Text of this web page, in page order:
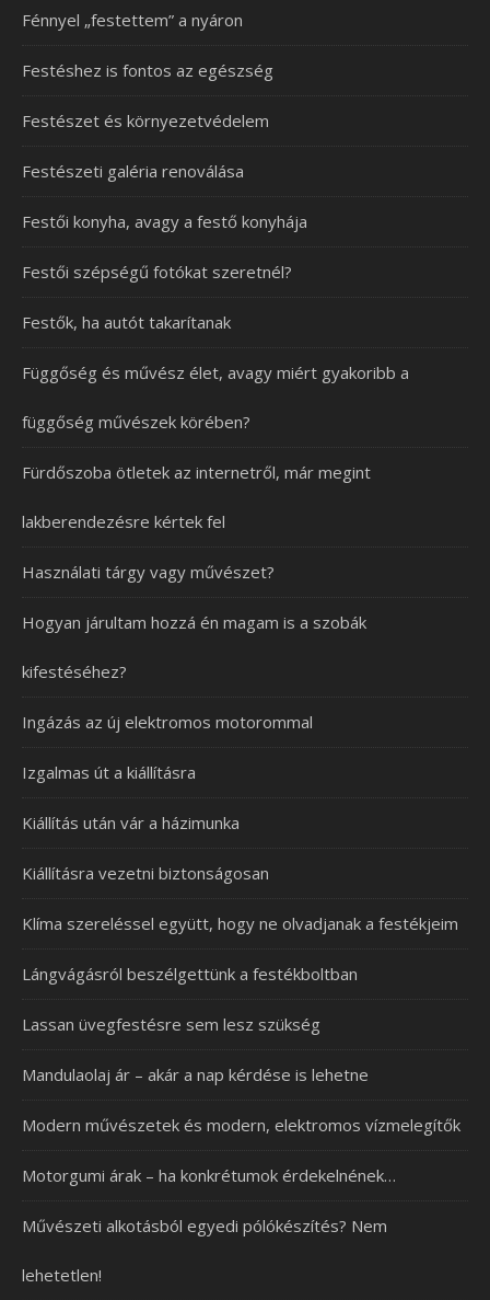
Fénnyel „festettem” a nyáron
Festéshez is fontos az egészség
Festészet és környezetvédelem
Festészeti galéria renoválása
Festői konyha, avagy a festő konyhája
Festői szépségű fotókat szeretnél?
Festők, ha autót takarítanak
Függőség és művész élet, avagy miért gyakoribb a
függőség művészek körében?
Fürdőszoba ötletek az internetről, már megint
lakberendezésre kértek fel
Használati tárgy vagy művészet?
Hogyan járultam hozzá én magam is a szobák
kifestéséhez?
Ingázás az új elektromos motorommal
Izgalmas út a kiállításra
Kiállítás után vár a házimunka
Kiállításra vezetni biztonságosan
Klíma szereléssel együtt, hogy ne olvadjanak a festékjeim
Lángvágásról beszélgettünk a festékboltban
Lassan üvegfestésre sem lesz szükség
Mandulaolaj ár – akár a nap kérdése is lehetne
Modern művészetek és modern, elektromos vízmelegítők
Motorgumi árak – ha konkrétumok érdekelnének…
Művészeti alkotásból egyedi pólókészítés? Nem
lehetetlen!